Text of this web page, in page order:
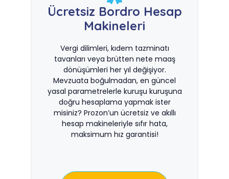
Ücretsiz Bordro Hesap
Makineleri
Vergi dilimleri, kıdem tazminatı
tavanları veya brütten nete maaş
dönüşümleri her yıl değişiyor.
Mevzuata boğulmadan, en güncel
yasal parametrelerle kuruşu kuruşuna
doğru hesaplama yapmak ister
misiniz? Prozon’un ücretsiz ve akıllı
hesap makineleriyle sıfır hata,
maksimum hız garantisi!